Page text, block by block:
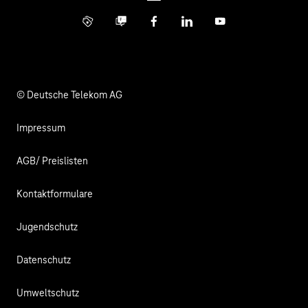
Info ServiceBusiness Community
FacebookLinkedInYouTube
© Deutsche Telekom AG
Impressum
AGB/ Preislisten
Kontaktformulare
Jugendschutz
Datenschutz
Umweltschutz